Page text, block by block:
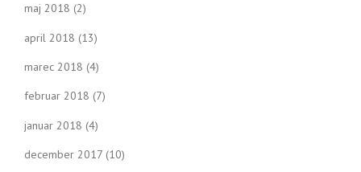
maj 2018 (2)
april 2018 (13)
marec 2018 (4)
februar 2018 (7)
januar 2018 (4)
december 2017 (10)